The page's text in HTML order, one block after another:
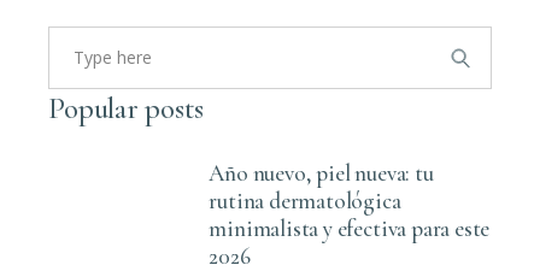
Search
for:
Popular posts
Año nuevo, piel nueva: tu
rutina dermatológica
minimalista y efectiva para este
2026